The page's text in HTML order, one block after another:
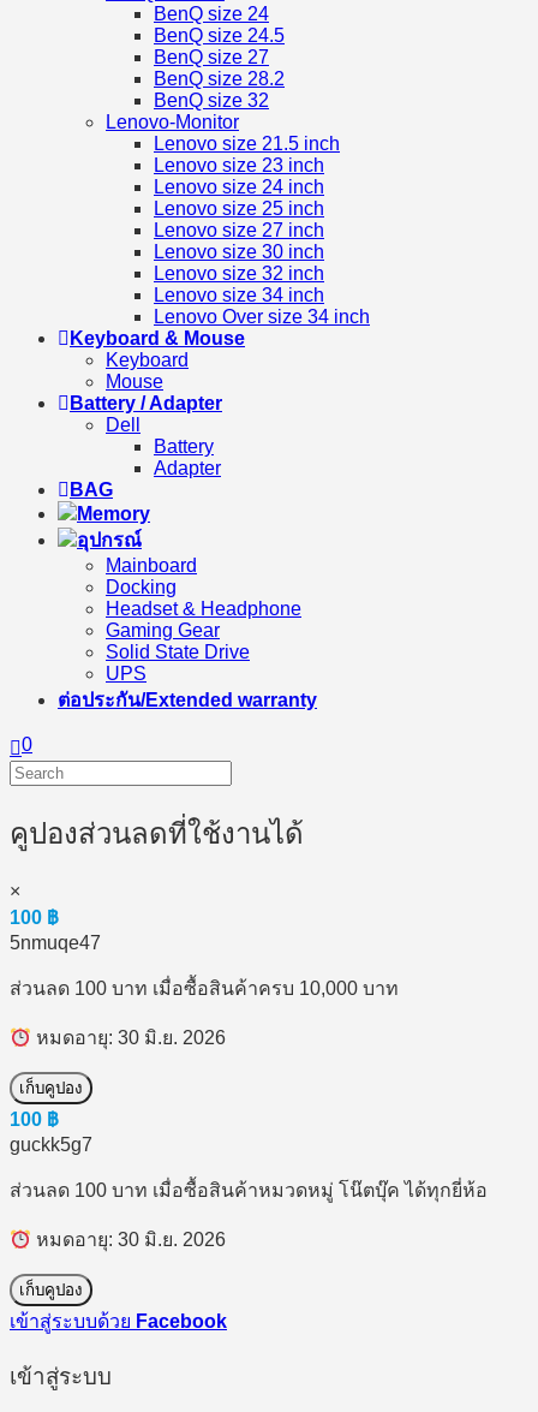
BenQ size 24
BenQ size 24.5
BenQ size 27
BenQ size 28.2
BenQ size 32
Lenovo-Monitor
Lenovo size 21.5 inch
Lenovo size 23 inch
Lenovo size 24 inch
Lenovo size 25 inch
Lenovo size 27 inch
Lenovo size 30 inch
Lenovo size 32 inch
Lenovo size 34 inch
Lenovo Over size 34 inch
Keyboard & Mouse
Keyboard
Mouse
Battery / Adapter
Dell
Battery
Adapter
BAG
Memory
อุปกรณ์
Mainboard
Docking
Headset & Headphone
Gaming Gear
Solid State Drive
UPS
ต่อประกัน/Extended warranty
0
คูปองส่วนลดที่ใช้งานได้
×
100 ฿
5nmuqe47
ส่วนลด 100 บาท เมื่อซื้อสินค้าครบ 10,000 บาท
หมดอายุ: 30 มิ.ย. 2026
เก็บคูปอง
100 ฿
guckk5g7
ส่วนลด 100 บาท เมื่อซื้อสินค้าหมวดหมู่ โน๊ตบุ๊ค ได้ทุกยี่ห้อ
หมดอายุ: 30 มิ.ย. 2026
เก็บคูปอง
เข้าสู่ระบบด้วย Facebook
เข้าสู่ระบบ